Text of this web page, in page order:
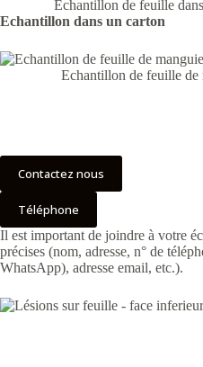
Echantillon de feuille
Echantillon dans un carton
Echantillon de feuille de
Contactez nous
Téléphone
Il est important de joindre à votre
précises (nom, adresse, n° de
WhatsApp), adresse email, etc.).